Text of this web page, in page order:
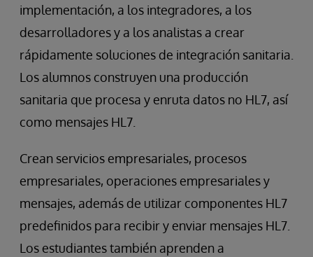
implementación, a los integradores, a los
desarrolladores y a los analistas a crear
rápidamente soluciones de integración sanitaria.
Los alumnos construyen una producción
sanitaria que procesa y enruta datos no HL7, así
como mensajes HL7.
Crean servicios empresariales, procesos
empresariales, operaciones empresariales y
mensajes, además de utilizar componentes HL7
predefinidos para recibir y enviar mensajes HL7.
Los estudiantes también aprenden a